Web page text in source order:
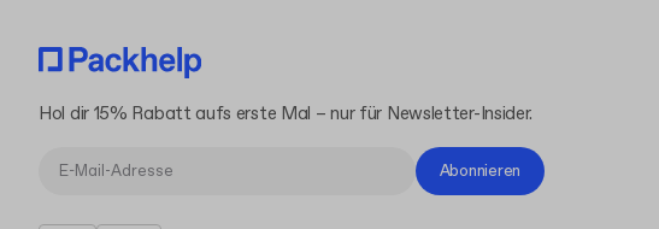
Hol dir 15% Rabatt aufs erste Mal – nur für Newsletter-Insider.
Abonnieren